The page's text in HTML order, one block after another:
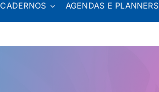
CADERNOS AGENDAS E PLANNERS